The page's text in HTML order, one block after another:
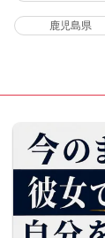
鹿児島県